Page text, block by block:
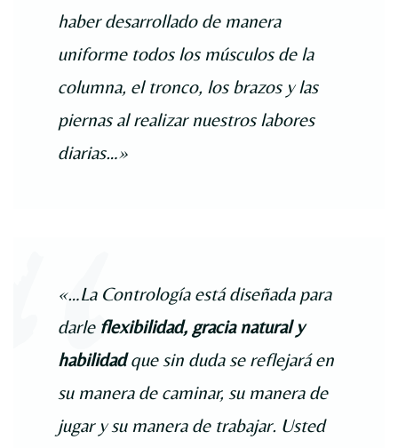
haber desarrollado de manera
uniforme todos los músculos de la
columna, el tronco, los brazos y las
piernas al realizar nuestros labores
diarias…»
«…La Contrología está diseñada para
darle flexibilidad, gracia natural y
habilidadque sin duda se reflejará en
su manera de caminar, su manera de
jugar y su manera de trabajar. Usted